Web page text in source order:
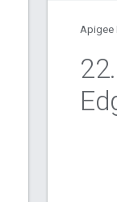
Apigee
22.